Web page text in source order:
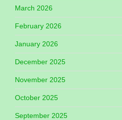
March 2026
February 2026
January 2026
December 2025
November 2025
October 2025
September 2025